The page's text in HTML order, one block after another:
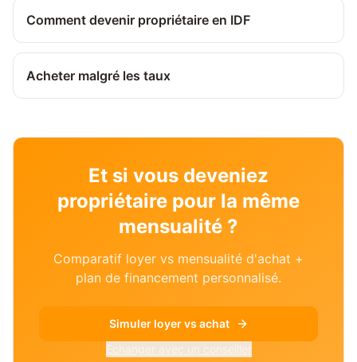
Comment devenir propriétaire en IDF
Acheter malgré les taux
Et si vous deveniez
propriétaire pour la même
mensualité ?
Comparatif loyer vs mensualité d'achat +
plan de financement personnalisé.
Simuler loyer vs achat